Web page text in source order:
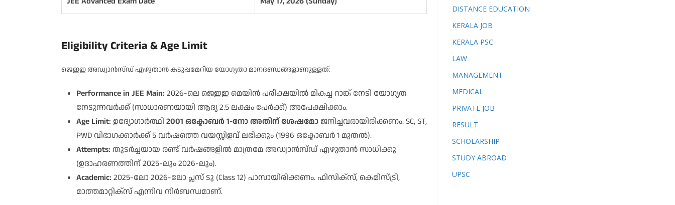
Eligibility Criteria & Age Limit
ജെഇഇ അഡ്വാൻസ്ഡ് എഴുതാൻ കടുപ്പമേറിയ യോഗ്യതാ മാനദണ്ഡങ്ങളാണുള്ളത്:
Performance in JEE Main: 2026-ലെ ജെഇഇ മെയിൻ പരീക്ഷയിൽ മികച്ച റാങ്ക് നേടി യോഗ്യത
നേടുന്നവർക്ക് (സാധാരണയായി ആദ്യ 2.5 ലക്ഷം പേർക്ക്) അപേക്ഷിക്കാം.
Age Limit: ഉദ്യോഗാർത്ഥി 2001 ഒക്ടോബർ 1-നോ അതിന് ശേഷമോ ജനിച്ചവരായിരിക്കണം. SC, ST,
PWD വിഭാഗക്കാർക്ക് 5 വർഷത്തെ വയസ്സിളവ് ലഭിക്കും (1996 ഒക്ടോബർ 1 മുതൽ).
Attempts: തുടർച്ചയായ രണ്ട് വർഷങ്ങളിൽ മാത്രമേ അഡ്വാൻസ്ഡ് എഴുതാൻ സാധിക്കൂ
(ഉദാഹരണത്തിന് 2025-ലും 2026-ലും).
Academic: 2025-ലോ 2026-ലോ പ്ലസ് ടു (Class 12) പാസായിരിക്കണം. ഫിസിക്സ്, കെമിസ്ട്രി,
മാത്തമാറ്റിക്സ് എന്നിവ നിർബന്ധമാണ്.
DISTANCE EDUCATION
KERALA JOB
KERALA PSC
LAW
MANAGEMENT
MEDICAL
PRIVATE JOB
RESULT
SCHOLARSHIP
STUDY ABROAD
UPSC